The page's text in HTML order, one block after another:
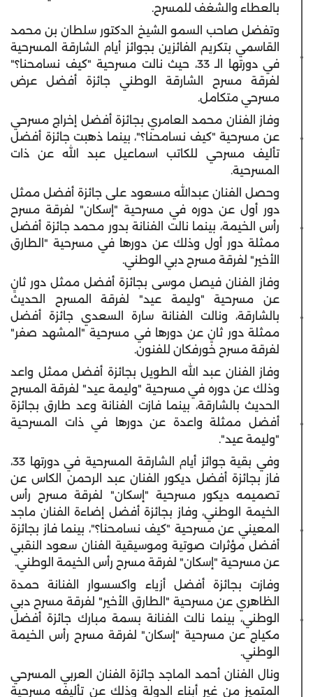
بالعطاء والشغف للمسرح.
وتفضل صاحب السمو الشيخ الدكتور سلطان بن محمد
القاسمي بتكريم الفائزين بجوائز أيام الشارقة المسرحية
في دورتها الـ 33، حيث نالت مسرحية "كيف نسامحنا؟"
لفرقة مسرح الشارقة الوطني جائزة أفضل عرض
مسرحي متكامل.
وفاز الفنان محمد العامري بجائزة أفضل إخراج مسرحي
عن مسرحية "كيف نسامحنا؟"، بينما ذهبت جائزة أفضل
تأليف مسرحي للكاتب اسماعيل عبد الله عن ذات
المسرحية.
وحصل الفنان عبدالله مسعود على جائزة أفضل ممثل
دور أول عن دوره في مسرحية "إسكان" لفرقة مسرح
رأس الخيمة، بينما نالت الفنانة بدور محمد جائزة أفضل
ممثلة دور أول وذلك عن دورها في مسرحية "الطارق
الأخير" لفرقة مسرح دبي الوطني.
وفاز الفنان فيصل موسى بجائزة أفضل ممثل دور ثانٍ
عن مسرحية "وليمة عيد" لفرقة المسرح الحديث
بالشارقة، ونالت الفنانة سارة السعدي جائزة أفضل
ممثلة دور ثانٍ عن دورها في مسرحية "المشهد صفر"
لفرقة مسرح خورفكان للفنون.
وفاز الفنان عبد الله الطويل بجائزة أفضل ممثل واعد
وذلك عن دوره في مسرحية "وليمة عيد" لفرقة المسرح
الحديث بالشارقة، بينما فازت الفنانة وعد طارق بجائزة
أفضل ممثلة واعدة عن دورها في ذات المسرحية
"وليمة عيد".
وفي بقية جوائز أيام الشارقة المسرحية في دورتها 33،
فاز بجائزة أفضل ديكور الفنان عبد الرحمن الكاس عن
تصميمه ديكور مسرحية "إسكان" لفرقة مسرح رأس
الخيمة الوطني، وفاز بجائزة أفضل إضاءة الفنان ماجد
المعيني عن مسرحية "كيف نسامحنا؟"، بينما فاز بجائزة
أفضل مؤثرات صوتية وموسيقية الفنان سعود النقبي
عن مسرحية "إسكان" لفرقة مسرح رأس الخيمة الوطني.
وفازت بجائزة أفضل أزياء واكسسوار الفنانة حمدة
الظاهري عن مسرحية "الطارق الأخير" لفرقة مسرح دبي
الوطني، بينما نالت الفنانة بسمة مبارك جائزة أفضل
مكياج عن مسرحية "إسكان" لفرقة مسرح رأس الخيمة
الوطني.
ونال الفنان أحمد الماجد جائزة الفنان العربي المسرحي
المتميز من غير أبناء الدولة وذلك عن تأليفه مسرحية